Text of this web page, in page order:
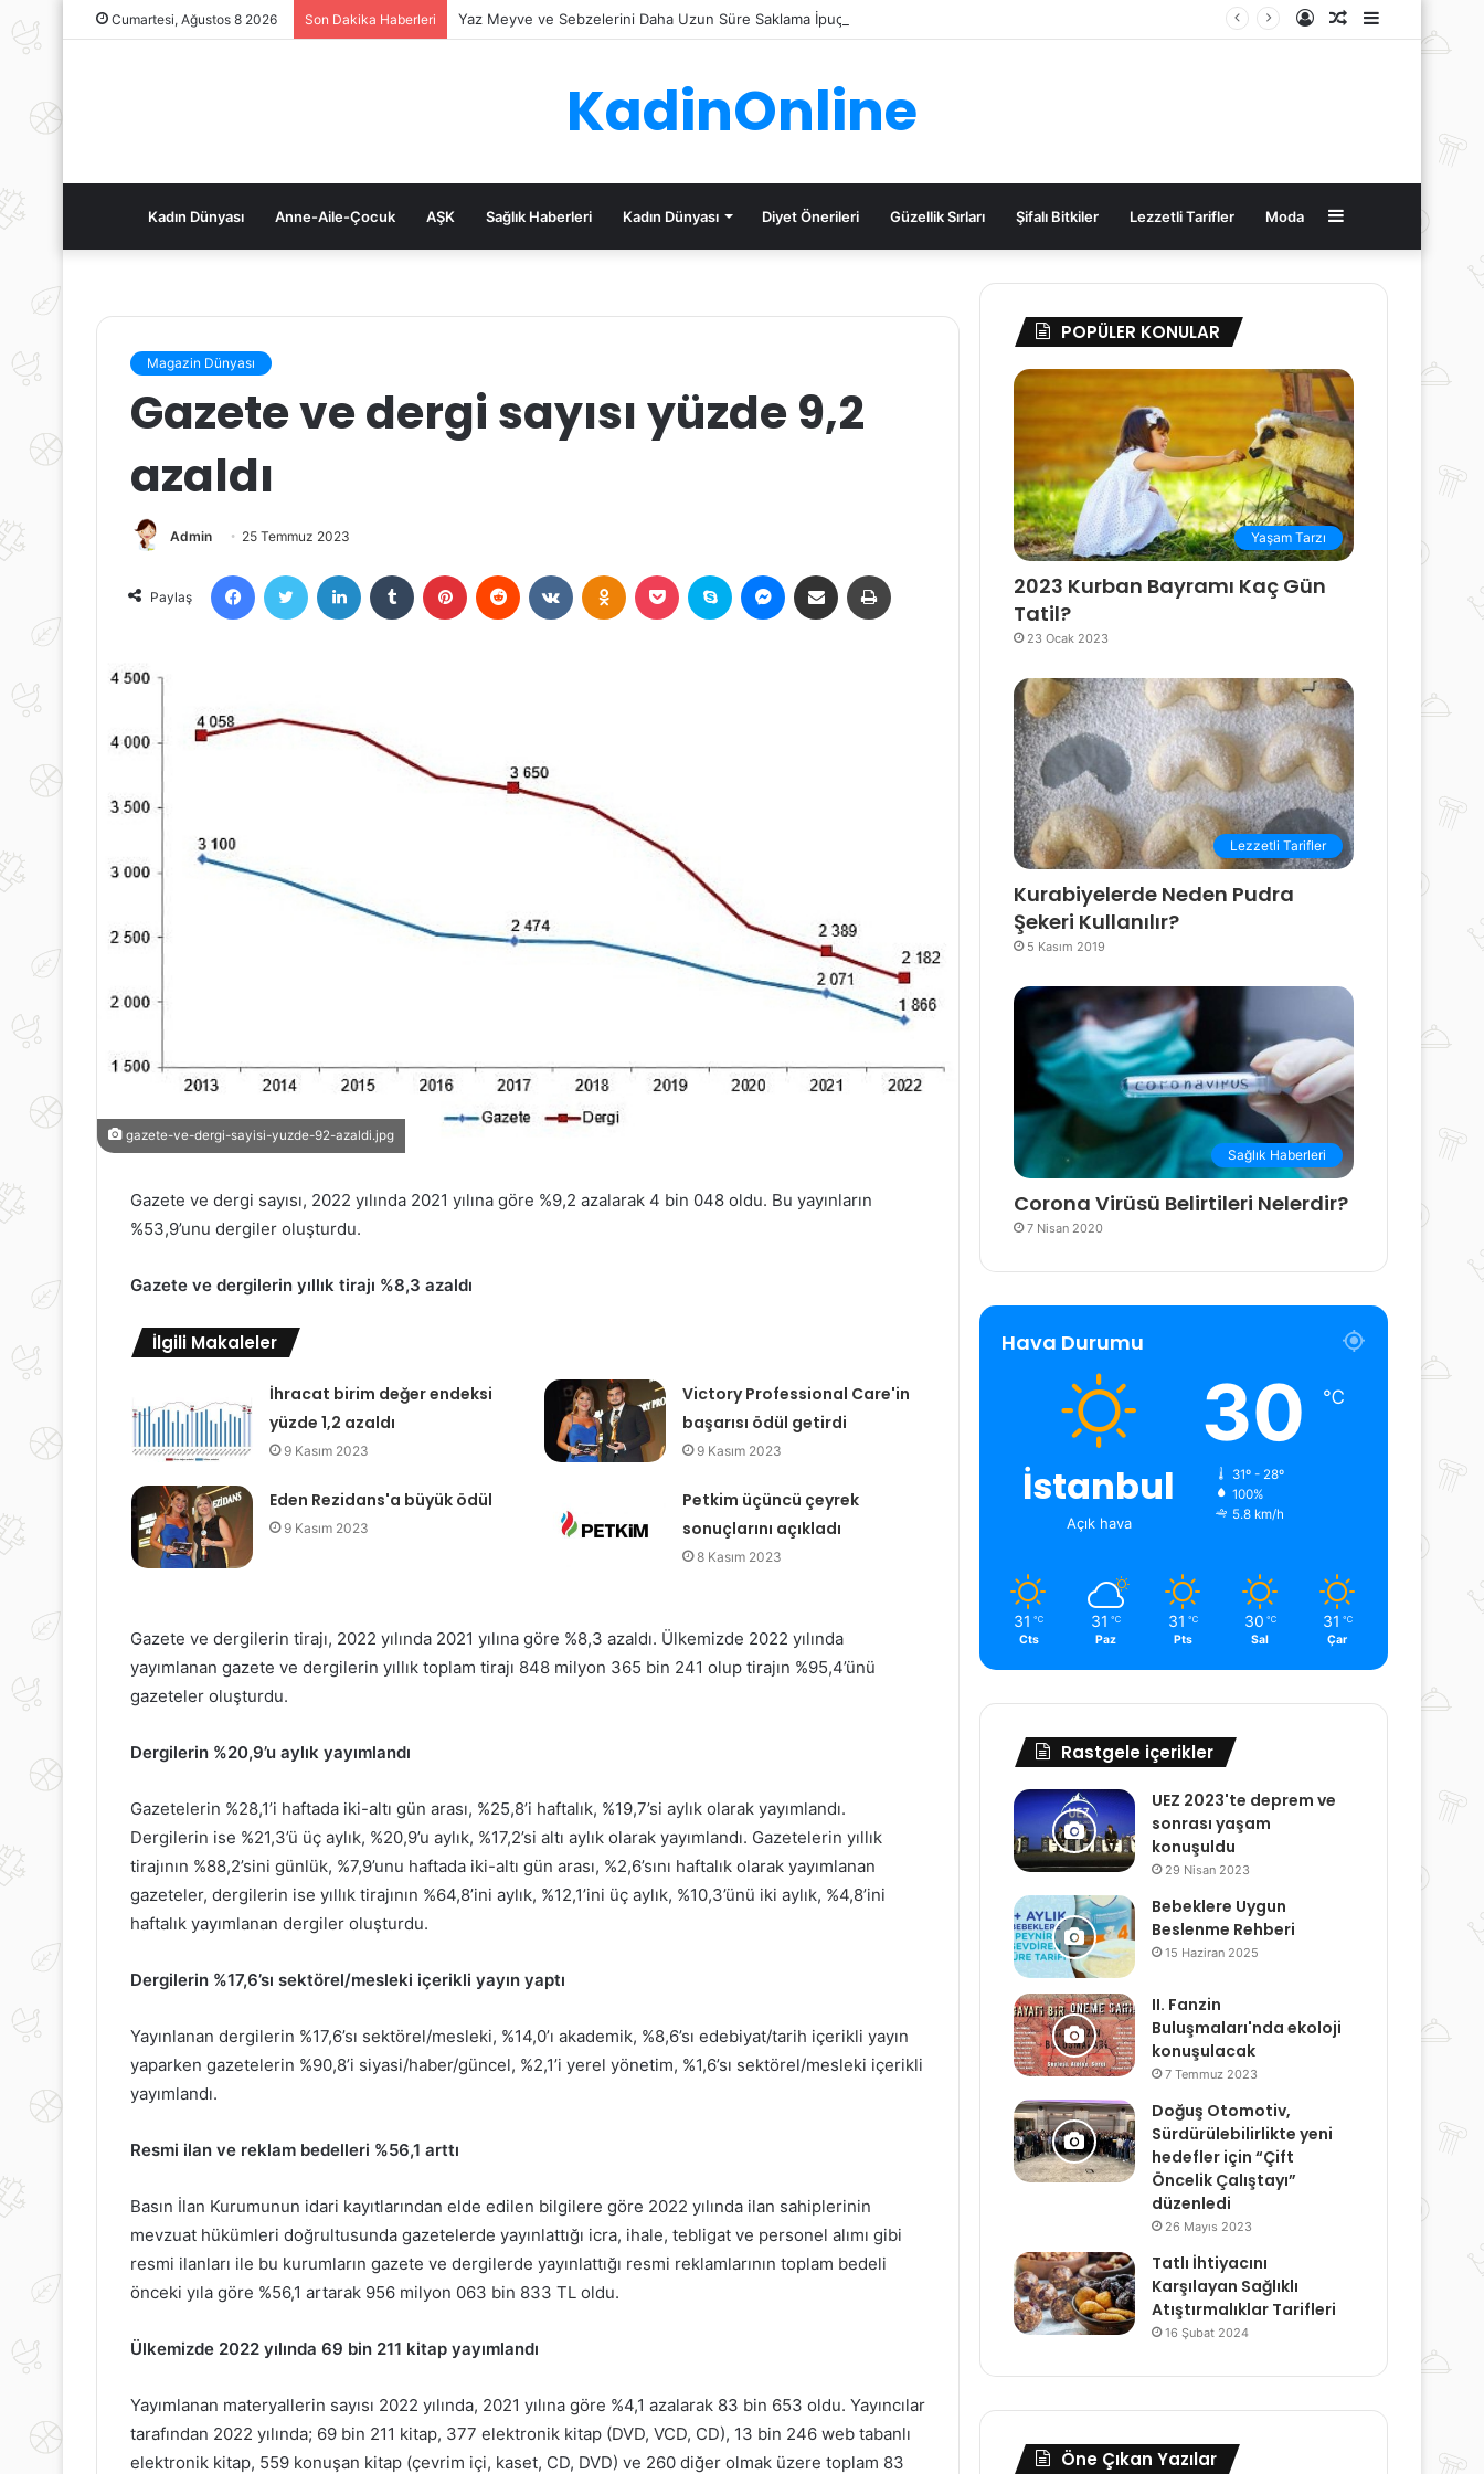
Cumartesi, Ağustos 8 2026 Son Dakika Haberleri Yaz Meyve ve Sebzelerini Daha Uzun Süre Saklama İpuçları
Kenar
Bölmesi
Rastgele
Kayıt
KadinOnline
Kadın Dünyası Anne-Aile-Çocuk AŞK Sağlık Haberleri Kadın Dünyası Diyet Önerileri Güzellik Sırları Şifalı Bitkiler Lezzetli Tarifler Moda Kenar
Bölmesi
Magazin Dünyası
Gazete ve dergi sayısı yüzde 9,2
azaldı
Admin 25 Temmuz 2023
Paylaş
FacebookTwitter LinkedIn Tumblr Pinterest Reddit VKontakteOdnoklassniki
Pocket Skype MessengerE-Posta ile paylaş
gazete-ve-dergi-sayisi-yuzde-92-azaldi.jpg
Gazete ve dergi sayısı, 2022 yılında 2021 yılına göre %9,2 azalarak 4 bin 048 oldu. Bu yayınların
%53,9’unu dergiler oluşturdu.
Gazete ve dergilerin yıllık tirajı %8,3 azaldı
İlgili Makaleler
İhracat birim değer endeksi
yüzde 1,2 azaldı
9 Kasım 2023
Victory Professional Care'in
başarısı ödül getirdi
9 Kasım 2023
Eden Rezidans'a büyük ödül
9 Kasım 2023
Petkim üçüncü çeyrek
sonuçlarını açıkladı
8 Kasım 2023
Gazete ve dergilerin tirajı, 2022 yılında 2021 yılına göre %8,3 azaldı. Ülkemizde 2022 yılında
yayımlanan gazete ve dergilerin yıllık toplam tirajı 848 milyon 365 bin 241 olup tirajın %95,4’ünü
gazeteler oluşturdu.
Dergilerin %20,9’u aylık yayımlandı
Gazetelerin %28,1’i haftada iki-altı gün arası, %25,8’i haftalık, %19,7’si aylık olarak yayımlandı.
Dergilerin ise %21,3’ü üç aylık, %20,9’u aylık, %17,2’si altı aylık olarak yayımlandı. Gazetelerin yıllık
tirajının %88,2’sini günlük, %7,9’unu haftada iki-altı gün arası, %2,6’sını haftalık olarak yayımlanan
gazeteler, dergilerin ise yıllık tirajının %64,8’ini aylık, %12,1’ini üç aylık, %10,3’ünü iki aylık, %4,8’ini
haftalık yayımlanan dergiler oluşturdu.
Dergilerin %17,6’sı sektörel/mesleki içerikli yayın yaptı
Yayınlanan dergilerin %17,6’sı sektörel/mesleki, %14,0’ı akademik, %8,6’sı edebiyat/tarih içerikli yayın
yaparken gazetelerin %90,8’i siyasi/haber/güncel, %2,1’i yerel yönetim, %1,6’sı sektörel/mesleki içerikli
yayımlandı.
Resmi ilan ve reklam bedelleri %56,1 arttı
Basın İlan Kurumunun idari kayıtlarından elde edilen bilgilere göre 2022 yılında ilan sahiplerinin
mevzuat hükümleri doğrultusunda gazetelerde yayınlattığı icra, ihale, tebligat ve personel alımı gibi
resmi ilanları ile bu kurumların gazete ve dergilerde yayınlattığı resmi reklamlarının toplam bedeli
önceki yıla göre %56,1 artarak 956 milyon 063 bin 833 TL oldu.
Ülkemizde 2022 yılında 69 bin 211 kitap yayımlandı
Yayımlanan materyallerin sayısı 2022 yılında, 2021 yılına göre %4,1 azalarak 83 bin 653 oldu. Yayıncılar
tarafından 2022 yılında; 69 bin 211 kitap, 377 elektronik kitap (DVD, VCD, CD), 13 bin 246 web tabanlı
elektronik kitap, 559 konuşan kitap (çevrim içi, kaset, CD, DVD) ve 260 diğer olmak üzere toplam 83
POPÜLER KONULAR
Yaşam Tarzı
2023 Kurban Bayramı Kaç Gün
Tatil?
23 Ocak 2023
Lezzetli Tarifler
Kurabiyelerde Neden Pudra
Şekeri Kullanılır?
5 Kasım 2019
Sağlık Haberleri
Corona Virüsü Belirtileri Nelerdir?
7 Nisan 2020
Hava Durumu
İstanbul
Açık hava
30 ℃
31º - 28º
100%
5.8 km/h
31 ℃
Cts
31 ℃
Paz
31 ℃
Pts
30 ℃
Sal
31 ℃
Çar
Rastgele içerikler
UEZ 2023'te deprem ve
sonrası yaşam
konuşuldu
29 Nisan 2023
Bebeklere Uygun
Beslenme Rehberi
15 Haziran 2025
II. Fanzin
Buluşmaları'nda ekoloji
konuşulacak
7 Temmuz 2023
Doğuş Otomotiv,
Sürdürülebilirlikte yeni
hedefler için “Çift
Öncelik Çalıştayı”
düzenledi
26 Mayıs 2023
Tatlı İhtiyacını
Karşılayan Sağlıklı
Atıştırmalıklar Tarifleri
16 Şubat 2024
Öne Çıkan Yazılar